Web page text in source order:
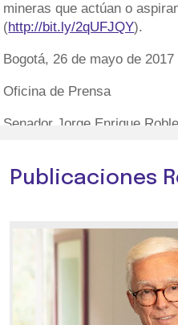
mineras que actúan o
(http://bit.ly/2qUFJQY).
Bogotá, 26 de mayo de 2017
Oficina de Prensa
Senador Jorge Enrique
Publicaciones